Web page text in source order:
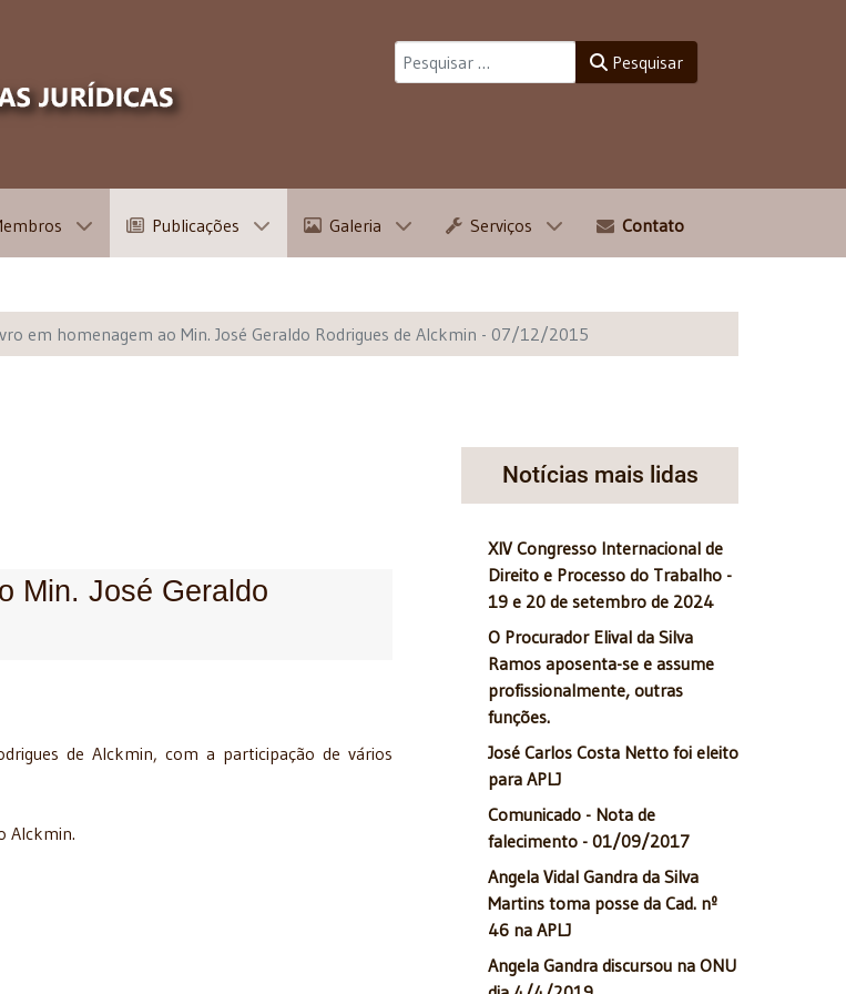
Pesquisar
Publicações Galeria Serviços Contato
em homenagem ao Min. José Geraldo Rodrigues de Alckmin - 07/12/2015
Min. José Geraldo
de Alckmin, com a participação de vários
Alckmin.
Notícias mais lidas
XIV Congresso Internacional de
Direito e Processo do Trabalho -
19 e 20 de setembro de 2024
O Procurador Elival da Silva
Ramos aposenta-se e assume
profissionalmente, outras
funções.
José Carlos Costa Netto foi eleito
para APLJ
Comunicado - Nota de
falecimento - 01/09/2017
Angela Vidal Gandra da Silva
Martins toma posse da Cad. nº
46 na APLJ
Angela Gandra discursou na ONU